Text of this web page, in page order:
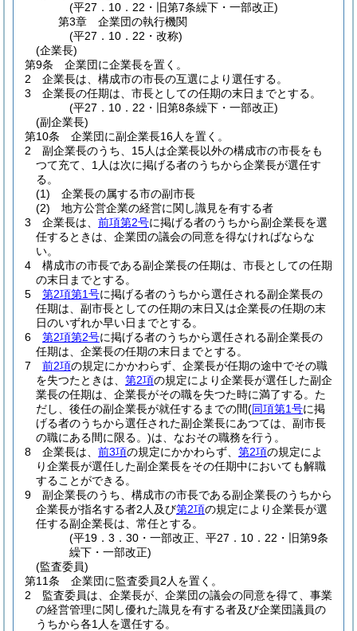
(平27．10．22・旧第7条繰下・一部改正)
第3章
企業団の執行機関
(平27．10．22・改称)
(企業長)
第9条
企業団に企業長を置く。
2
企業長は、構成市の市長の互選により選任する。
3
企業長の任期は、市長としての任期の末日までとする。
(平27．10．22・旧第8条繰下・一部改正)
(副企業長)
第10条
企業団に副企業長16人を置く。
2
副企業長のうち、15人は企業長以外の構成市の市長をも
つて充て、1人は次に掲げる者のうちから企業長が選任す
る。
(1)
企業長の属する市の副市長
(2)
地方公営企業の経営に関し識見を有する者
3
企業長は、 前項第2号に掲げる者のうちから副企業長を選
任するときは、企業団の議会の同意を得なければならな
い。
4
構成市の市長である副企業長の任期は、市長としての任期
の末日までとする。
5
第2項第1号に掲げる者のうちから選任される副企業長の
任期は、副市長としての任期の末日又は企業長の任期の末
日のいずれか早い日までとする。
6
第2項第2号に掲げる者のうちから選任される副企業長の
任期は、企業長の任期の末日までとする。
7
前2項の規定にかかわらず、企業長が任期の途中でその職
を失つたときは、 第2項の規定により企業長が選任した副企
業長の任期は、企業長がその職を失つた時に満了する。 た
だし、後任の副企業長が就任するまでの間(同項第1号に掲
げる者のうちから選任された副企業長にあつては、副市長
の職にある間に限る。)は、なおその職務を行う。
8
企業長は、 前3項の規定にかかわらず、 第2項の規定によ
り企業長が選任した副企業長をその任期中においても解職
することができる。
9
副企業長のうち、構成市の市長である副企業長のうちから
企業長が指名する者2人及び第2項の規定により企業長が選
任する副企業長は、常任とする。
(平19．3．30・一部改正、平27．10．22・旧第9条
繰下・一部改正)
(監査委員)
第11条
企業団に監査委員2人を置く。
2
監査委員は、企業長が、企業団の議会の同意を得て、事業
の経営管理に関し優れた識見を有する者及び企業団議員の
うちから各1人を選任する。